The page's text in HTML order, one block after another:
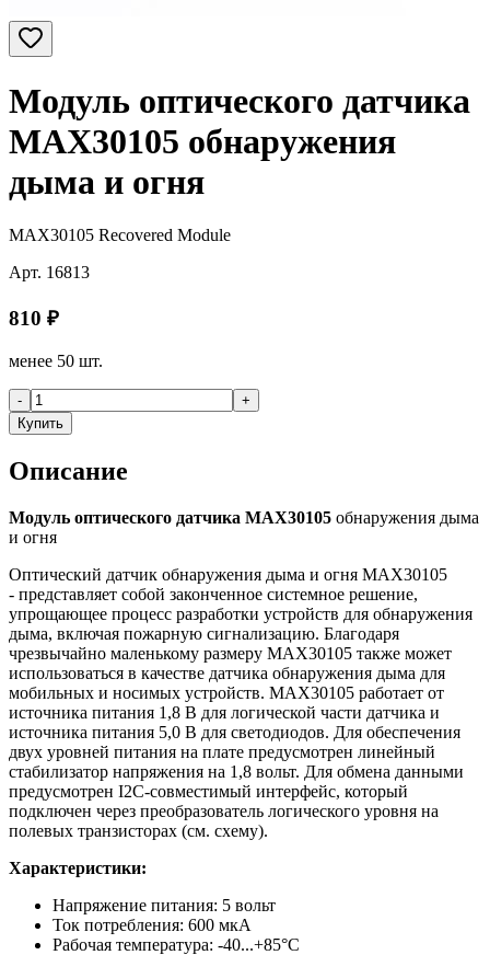
Модуль оптического датчика
MAX30105 обнаружения
дыма и огня
MAX30105 Recovered Module
Арт. 16813
810 ₽
менее 50 шт.
-
+
Купить
Описание
Модуль оптического датчика MAX30105 обнаружения дыма
и огня
Оптический датчик обнаружения дыма и огня MAX30105
- представляет собой законченное системное решение,
упрощающее процесс разработки устройств для обнаружения
дыма, включая пожарную сигнализацию. Благодаря
чрезвычайно маленькому размеру MAX30105 также может
использоваться в качестве датчика обнаружения дыма для
мобильных и носимых устройств. MAX30105 работает от
источника питания 1,8 В для логической части датчика и
источника питания 5,0 В для светодиодов. Для обеспечения
двух уровней питания на плате предусмотрен линейный
стабилизатор напряжения на 1,8 вольт. Для обмена данными
предусмотрен I2C-совместимый интерфейс, который
подключен через преобразователь логического уровня на
полевых транзисторах (см. схему).
Характеристики:
Напряжение питания: 5 вольт
Ток потребления: 600 мкА
Рабочая температура: -40...+85°С